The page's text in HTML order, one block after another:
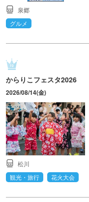
泉郷
グルメ
からりこフェスタ2026
2026/08/14(金)
松川
観光・旅行
花火大会